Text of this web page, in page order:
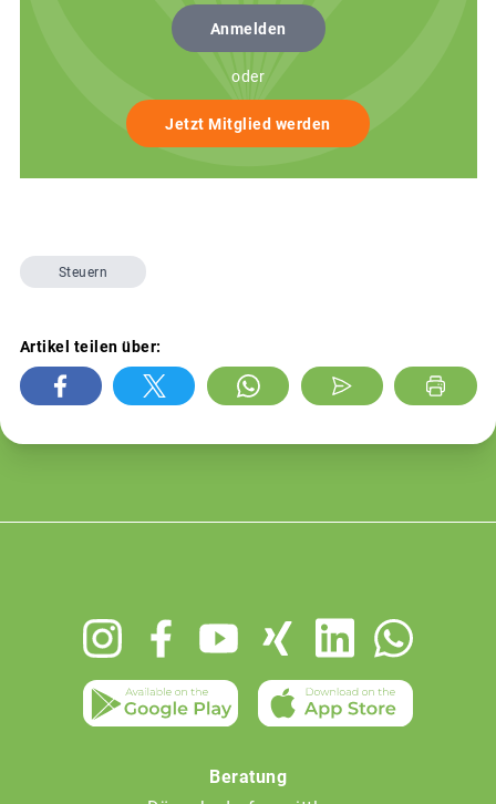
Anmelden
oder
Jetzt Mitglied werden
Steuern
Artikel teilen über:
Beratung